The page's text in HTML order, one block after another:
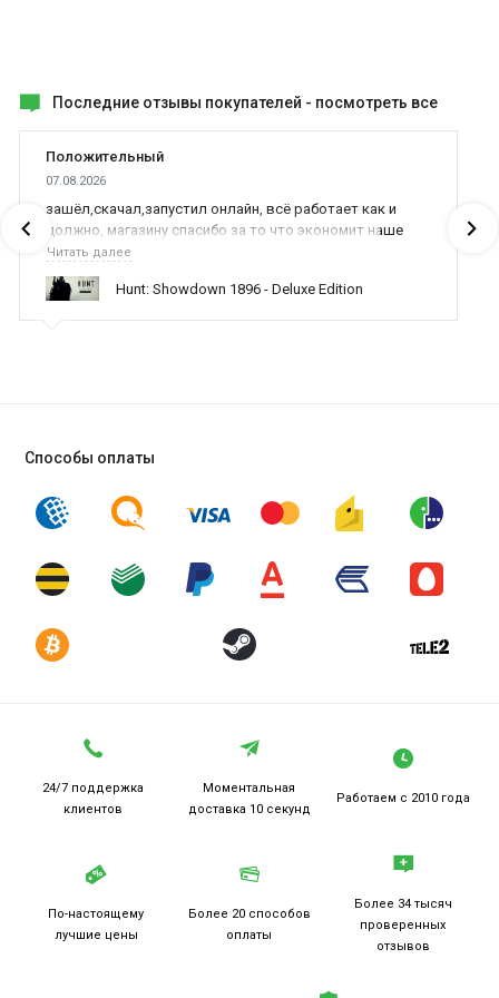
Последние отзывы покупателей - посмотреть все
Положительный
07.08.2026
зашёл,скачал,запустил онлайн, всё работает как и
должно, магазину спасибо за то что экономит наше
время,нервы и деньги, ребята вы красава оказываете
поддержку населению и походу из всех только вы и
оказываете помощь
Читать далее
Hunt: Showdown 1896 - Deluxe Edition
Способы оплаты
24/7 поддержка
клиентов
Моментальная
доставка 10 секунд
Работаем с 2010 года
По-настоящему
лучшие цены
Более 20 способов
оплаты
Более 34 тысяч
проверенных
отзывов